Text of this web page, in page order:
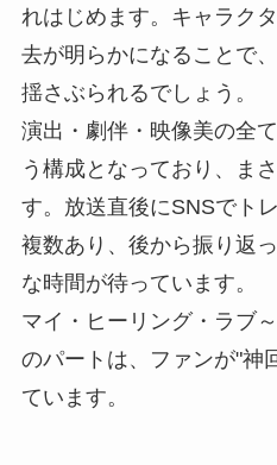
れはじめます。キャラク
去が明らかになることで
揺さぶられるでしょう。
演出・劇伴・映像美の全
う構成となっており、ま
す。放送直後にSNSでト
複数あり、後から振り返
な時間が待っています。
マイ・ヒーリング・ラブ
のパートは、ファンが"神
ています。